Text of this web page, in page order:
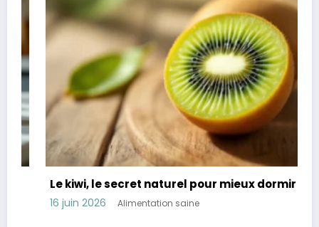
Le kiwi, le secret naturel pour mieux dormir
16 juin 2026 Alimentation saine